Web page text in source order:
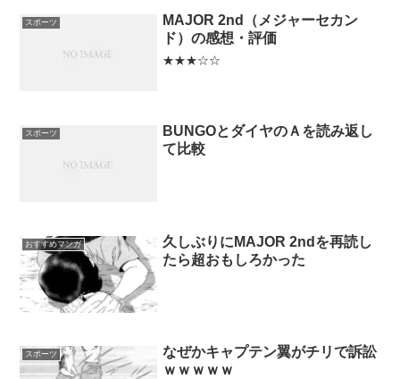
スポーツ
MAJOR 2nd（メジャーセカン
ド）の感想・評価
★★★☆☆
スポーツ
BUNGOとダイヤのＡを読み返し
て比較
おすすめマンガ
久しぶりにMAJOR 2ndを再読し
たら超おもしろかった
スポーツ
なぜかキャプテン翼がチリで訴訟
ｗｗｗｗｗ